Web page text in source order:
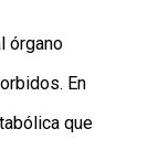
órgano
En
que